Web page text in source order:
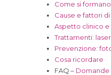
Come si
Cause e fattori
Aspetto clinico
Trattamenti:
Prevenzione:
Cosa ricordare
FAQ –